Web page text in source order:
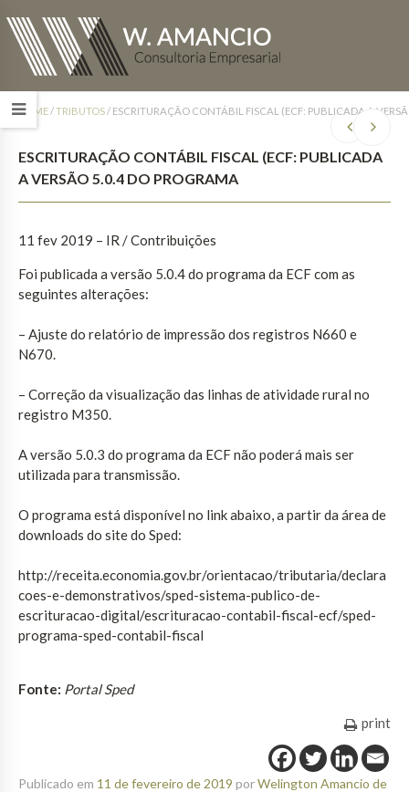
HOME/TRIBUTOS/ ESCRITURAÇÃO CONTÁBIL FISCAL (ECF: PUBLICADA A
ESCRITURAÇÃO CONTÁBIL FISCAL (ECF: PUBLICADA
A VERSÃO 5.0.4 DO PROGRAMA
11 fev 2019 – IR / Contribuições
Foi publicada a versão 5.0.4 do programa da ECF com as
seguintes alterações:
– Ajuste do relatório de impressão dos registros N660 e
N670.
– Correção da visualização das linhas de atividade rural no
registro M350.
A versão 5.0.3 do programa da ECF não poderá mais ser
utilizada para transmissão.
O programa está disponível no link abaixo, a partir da área de
downloads do site do Sped:
http://receita.economia.gov.br/orientacao/tributaria/declara
coes-e-demonstrativos/sped-sistema-publico-de-
escrituracao-digital/escrituracao-contabil-fiscal-ecf/sped-
programa-sped-contabil-fiscal
Fonte: Portal Sped
print
Publicado em 11 de fevereiro de 2019 porWelington Amancio de